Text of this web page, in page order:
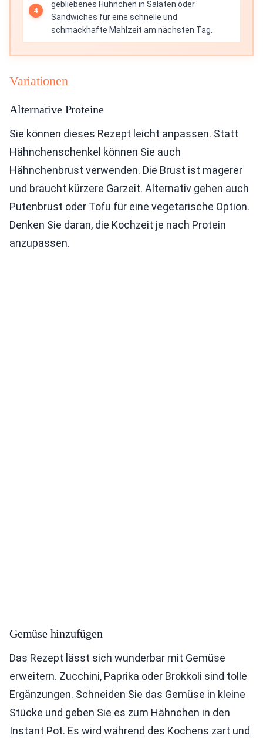
gebliebenes Hühnchen in Salaten oder
Sandwiches für eine schnelle und
schmackhafte Mahlzeit am nächsten Tag.
Variationen
Alternative Proteine
Sie können dieses Rezept leicht anpassen. Statt
Hähnchenschenkel können Sie auch
Hähnchenbrust verwenden. Die Brust ist magerer
und braucht kürzere Garzeit. Alternativ gehen auch
Putenbrust oder Tofu für eine vegetarische Option.
Denken Sie daran, die Kochzeit je nach Protein
anzupassen.
Gemüse hinzufügen
Das Rezept lässt sich wunderbar mit Gemüse
erweitern. Zucchini, Paprika oder Brokkoli sind tolle
Ergänzungen. Schneiden Sie das Gemüse in kleine
Stücke und geben Sie es zum Hähnchen in den
Instant Pot. Es wird während des Kochens zart und